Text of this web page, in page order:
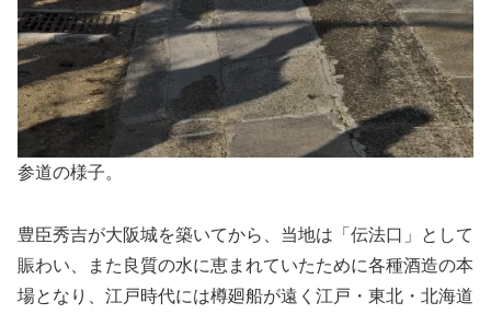
参道の様子。
豊臣秀吉が大阪城を築いてから、当地は「伝法口」として
賑わい、また良質の水に恵まれていたために各種酒造の本
場となり、江戸時代には樽廻船が遠く江戸・東北・北海道